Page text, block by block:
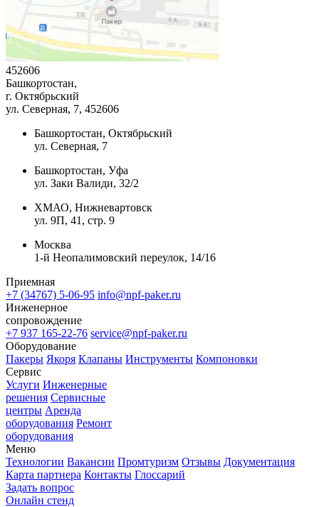
452606
Башкортостан,
г. Октябрьский
ул. Северная, 7, 452606
Башкортостан, Октябрьский
ул. Северная, 7
Башкортостан, Уфа
ул. Заки Валиди, 32/2
ХМАО, Нижневартовск
ул. 9П, 41, стр. 9
Москва
1-й Неопалимовский переулок, 14/16
Приемная
+7 (34767) 5-06-95 info@npf-paker.ru
Инженерное
сопровождение
+7 937 165-22-76 service@npf-paker.ru
Оборудование
Пакеры Якоря Клапаны Инструменты Компоновки
Сервис
Услуги Инженерные
решения Сервисные
центры Аренда
оборудования Ремонт
оборудования
Меню
Технологии Вакансии Промтуризм Отзывы Документация
Карта партнера Контакты Глоссарий
Задать вопрос
Онлайн стенд